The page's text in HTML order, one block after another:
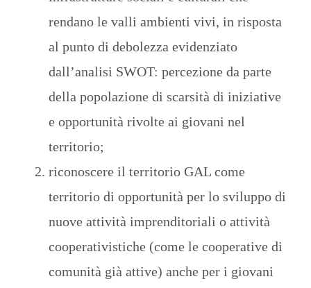
rendano le valli ambienti vivi, in risposta
al punto di debolezza evidenziato
dall’analisi SWOT: percezione da parte
della popolazione di scarsità di iniziative
e opportunità rivolte ai giovani nel
territorio;
riconoscere il territorio GAL come
territorio di opportunità per lo sviluppo di
nuove attività imprenditoriali o attività
cooperativistiche (come le cooperative di
comunità già attive) anche per i giovani